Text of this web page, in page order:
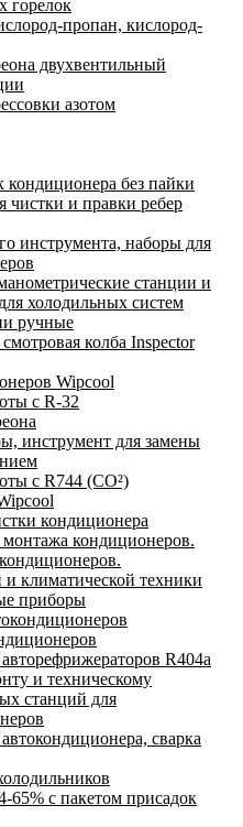
горелок
пропан, кислород-
двухвентильный
азотом
кондиционера без пайки
чистки и правки ребер
инструмента, наборы для
станции и
холодильных систем
ручные
колба Inspector
Wipcool
с R-32
инструмент для замены
с R744 (CO²)
кондиционера
кондиционеров.
климатической техники
приборы
R404a
и техническому
станций для
сварка
65% с пакетом присадок